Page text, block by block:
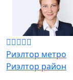
Риэлтор метро
Риэлтор район